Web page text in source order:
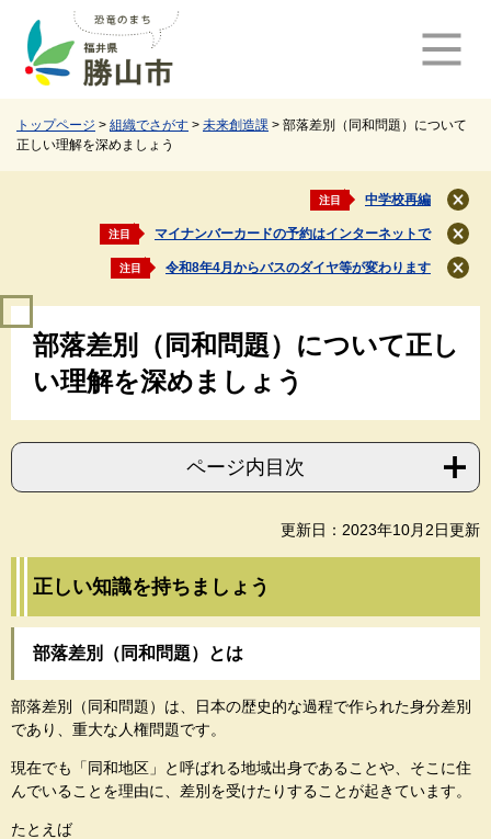
トップページ > 組織でさがす > 未来創造課 > 部落差別（同和問題）について
正しい理解を深めましょう
注目 中学校再編
閉
じ
る
注目 マイナンバーカードの予約はインターネットで
閉
じ
る
注目 令和8年4月からバスのダイヤ等が変わります
閉
部落差別（同和問題）について正し
い理解を深めましょう
ページ内目次
更新日：2023年10月2日更新
正しい知識を持ちましょう
部落差別（同和問題）とは
部落差別（同和問題）は、日本の歴史的な過程で作られた身分差別
であり、重大な人権問題です。
現在でも「同和地区」と呼ばれる地域出身であることや、そこに住
んでいることを理由に、差別を受けたりすることが起きています。
たとえば